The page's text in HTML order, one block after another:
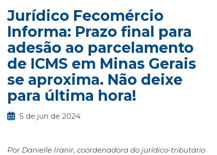
Jurídico Fecomércio
Informa: Prazo final para
adesão ao parcelamento
de ICMS em Minas Gerais
se aproxima. Não deixe
para última hora!
5 de jun de 2024
Por Danielle Iranir, coordenadora do jurídico-tributário